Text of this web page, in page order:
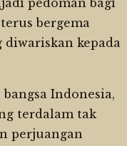
pedoman bagi
bergema
kepada
Indonesia,
terdalam tak
perjuangan